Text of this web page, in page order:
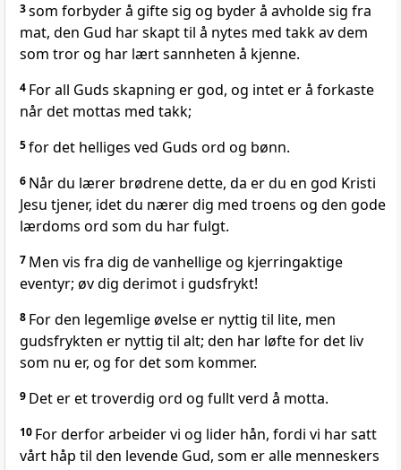
3som forbyder å gifte sig og byder å avholde sig fra
mat, den Gud har skapt til å nytes med takk av dem
som tror og har lært sannheten å kjenne.
4 For all Guds skapning er god, og intet er å forkaste
når det mottas med takk;
5for det helliges ved Guds ord og bønn.
6 Når du lærer brødrene dette, da er du en god Kristi
Jesu tjener, idet du nærer dig med troens og den gode
lærdoms ord som du har fulgt.
7 Men vis fra dig de vanhellige og kjerringaktige
eventyr; øv dig derimot i gudsfrykt!
8 For den legemlige øvelse er nyttig til lite, men
gudsfrykten er nyttig til alt; den har løfte for det liv
som nu er, og for det som kommer.
9 Det er et troverdig ord og fullt verd å motta.
10 For derfor arbeider vi og lider hån, fordi vi har satt
vårt håp til den levende Gud, som er alle menneskers